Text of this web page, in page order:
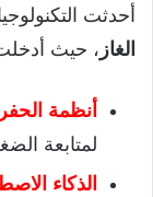
أحدثت
الغاز ، حيث
أنظمة
لمتابعة
الذكاء